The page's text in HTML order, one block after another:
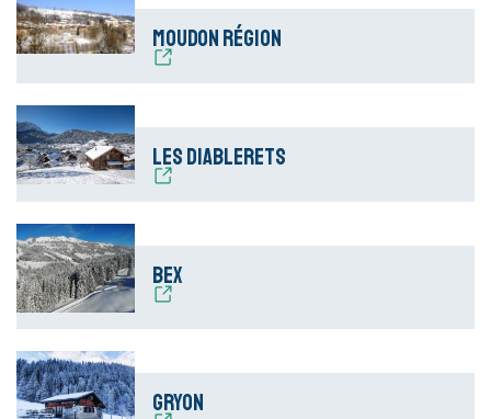
Moudon Région
Les Diablerets
Bex
Gryon